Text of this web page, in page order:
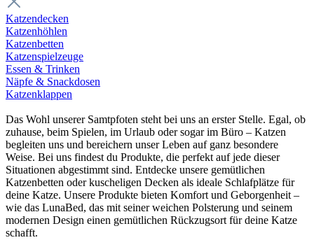
Katzendecken
Katzenhöhlen
Katzenbetten
Katzenspielzeuge
Essen & Trinken
Näpfe & Snackdosen
Katzenklappen
Das Wohl unserer Samtpfoten steht bei uns an erster Stelle. Egal, ob
zuhause, beim Spielen, im Urlaub oder sogar im Büro – Katzen
begleiten uns und bereichern unser Leben auf ganz besondere
Weise. Bei uns findest du Produkte, die perfekt auf jede dieser
Situationen abgestimmt sind. Entdecke unsere gemütlichen
Katzenbetten oder kuscheligen Decken als ideale Schlafplätze für
deine Katze. Unsere Produkte bieten Komfort und Geborgenheit –
wie das LunaBed, das mit seiner weichen Polsterung und seinem
modernen Design einen gemütlichen Rückzugsort für deine Katze
schafft.